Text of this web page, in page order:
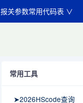
报关参数常用代码表 ∨
常用工具
➤2026HScode查询